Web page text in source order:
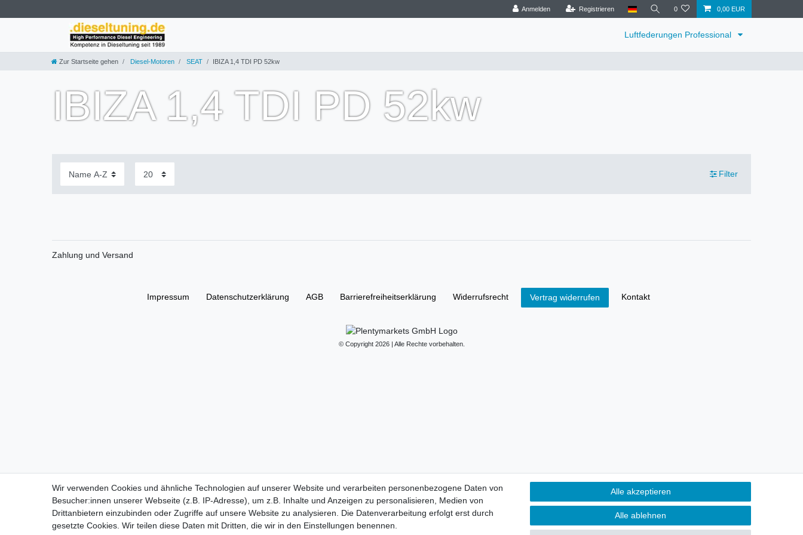
Anmelden Registrieren 0 0,00 EUR
Luftfederungen Professional
Zur Startseite gehen Diesel-Motoren SEAT IBIZA 1,4 TDI PD 52kw
IBIZA 1,4 TDI PD 52kw
Filter
Zahlung und Versand
Impressum Daten­schutz­erklärung AGB Barrierefreiheitserklärung Widerrufs­recht Vertrag widerrufen Kontakt
© Copyright 2026 | Alle Rechte vorbehalten.
Wir verwenden Cookies und ähnliche Technologien auf unserer Website und verarbeiten personenbezogene Daten von
Besucher:innen unserer Webseite (z.B. IP-Adresse), um z.B. Inhalte und Anzeigen zu personalisieren, Medien von
Drittanbietern einzubinden oder Zugriffe auf unsere Website zu analysieren. Die Datenverarbeitung erfolgt erst durch
gesetzte Cookies. Wir teilen diese Daten mit Dritten, die wir in den Einstellungen benennen.
Alle akzeptieren
Alle ablehnen